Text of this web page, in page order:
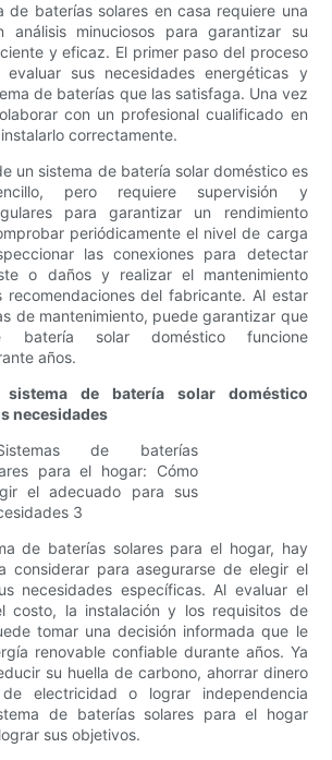
de baterías solares en casa requiere una
análisis minuciosos para garantizar su
y eficaz. El primer paso del proceso
sus necesidades energéticas y
de baterías que las satisfaga. Una vez
con un profesional cualificado en
correctamente.
un sistema de batería solar doméstico es
pero requiere supervisión y
para garantizar un rendimiento
periódicamente el nivel de carga
las conexiones para detectar
o daños y realizar el mantenimiento
recomendaciones del fabricante. Al estar
de mantenimiento, puede garantizar que
solar doméstico funcione
años.
de batería solar doméstico
necesidades
de baterías solares para el hogar, hay
considerar para asegurarse de elegir el
necesidades específicas. Al evaluar el
costo, la instalación y los requisitos de
tomar una decisión informada que le
renovable confiable durante años. Ya
su huella de carbono, ahorrar dinero
electricidad o lograr independencia
de baterías solares para el hogar
sus objetivos.